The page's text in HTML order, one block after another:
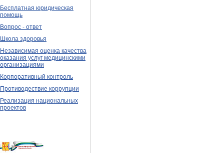
Бесплатная юридическая
помощь
Вопрос - ответ
Школа здоровья
Независимая оценка качества
оказания услуг медицинскими
организациями
Корпоративный контроль
Противодествие коррупции
Реализация национальных
проектов